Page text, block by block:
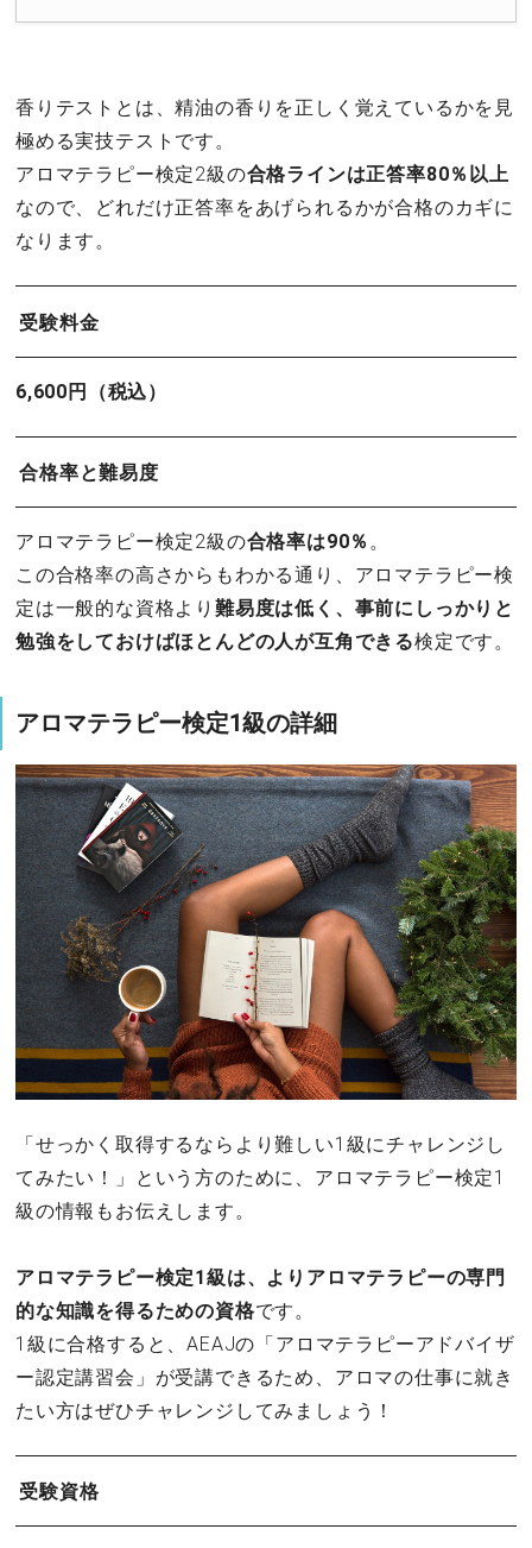
香りテストとは、精油の香りを正しく覚えているかを見
極める実技テストです。
アロマテラピー検定2級の合格ラインは正答率80％以上
なので、どれだけ正答率をあげられるかが合格のカギに
なります。
受験料金
6,600円（税込）
合格率と難易度
アロマテラピー検定2級の合格率は90％ 。
この合格率の高さからもわかる通り、アロマテラピー検
定は一般的な資格より 難易度は低く、事前にしっかりと
勉強をしておけばほとんどの人が互角できる検定です。
アロマテラピー検定1級の詳細
「せっかく取得するならより難しい1級にチャレンジし
てみたい！」という方のために、アロマテラピー検定1
級の情報もお伝えします。
アロマテラピー検定1級は、よりアロマテラピーの専門
的な知識を得るための資格です。
1級に合格すると、AEAJの「アロマテラピーアドバイザ
ー認定講習会」が受講できるため、アロマの仕事に就き
たい方はぜひチャレンジしてみましょう！
受験資格